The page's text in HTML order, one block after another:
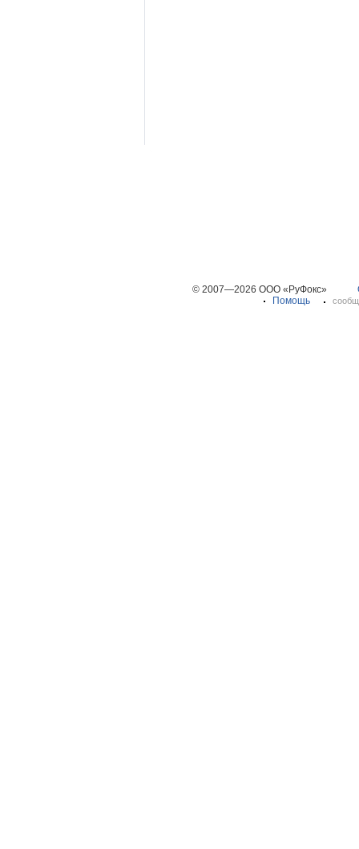
© 2007—2026 ООО «РуФокс»
Помощь